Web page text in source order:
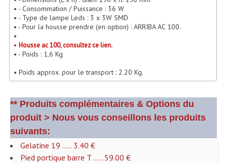
Lecteurs Cd À Plats
Lecteurs Cd À Plats Lecteur MP3
Lecteurs Double Cd Mixage Intégrée
Lecteurs Double Cd MP3
Enregistreur Numérique
• - Consommation / Puissance : 36 W
• - Type de lampe Leds : 3 x 3W SMD
• - Pour la housse prendre (en option) : ARRIBA AC 100.
•
•Housse ac 100, consultez ce lien.
• - Poids : 1,6 Kg
• Poids approx. pour le transport : 2.20 Kg.
** Produits complémentaires & Options du
produit > Nous vous conseillons les produits
suivants:
Gelatine 19 ..... 3.40 €
Pied portique barre T ..... 59.00 €